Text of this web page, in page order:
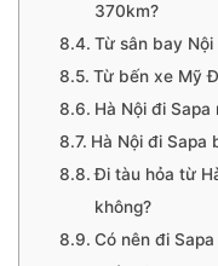
370km?
Từ sân bay Nội
Từ bến xe Mỹ
Hà Nội đi Sapa
Hà Nội đi Sapa
Đi tàu hỏa từ
không?
Có nên đi